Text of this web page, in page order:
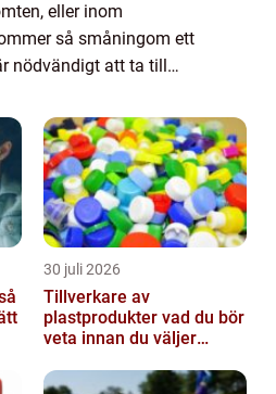
eller inom
så småningom ett
nödvändigt att ta till
30 juli 2026
Tillverkare av
plastprodukter vad du bör
veta innan du väljer